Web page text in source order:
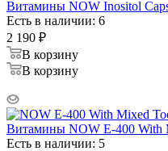
Витамины NOW Inositol
Есть в наличии: 6
2 190 ₽
В корзину
В корзину
Витамины NOW E-400 With
Есть в наличии: 5